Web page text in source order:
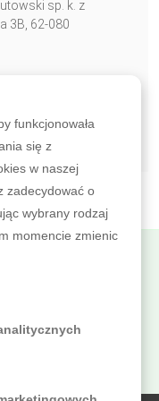
sp. k. z
3B, 62-080
funkcjonowała
się z
w naszej
zadecydować o
wybrany rodzaj
momencie zmienic